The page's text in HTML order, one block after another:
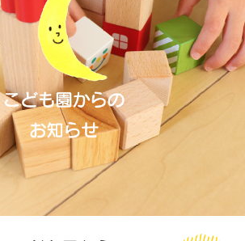
園の生活 保育の内容
こども園だより 保護者